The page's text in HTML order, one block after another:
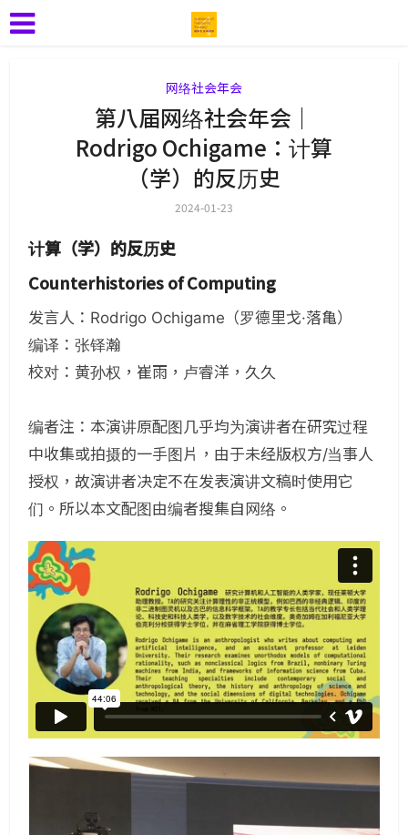
网络社会年会
第八届网络社会年会｜
Rodrigo Ochigame：计算
（学）的反历史
2024-01-23
计算（学）的反历史
Counterhistories of Computing
发言人：Rodrigo Ochigame（罗德里戈·落亀）
编译：张铎瀚
校对：黄孙权，崔雨，卢睿洋，久久
编者注：本演讲原配图几乎均为演讲者在研究过程
中收集或拍摄的一手图片，由于未经版权方/当事人
授权，故演讲者决定不在发表演讲文稿时使用它
们。所以本文配图由编者搜集自网络。